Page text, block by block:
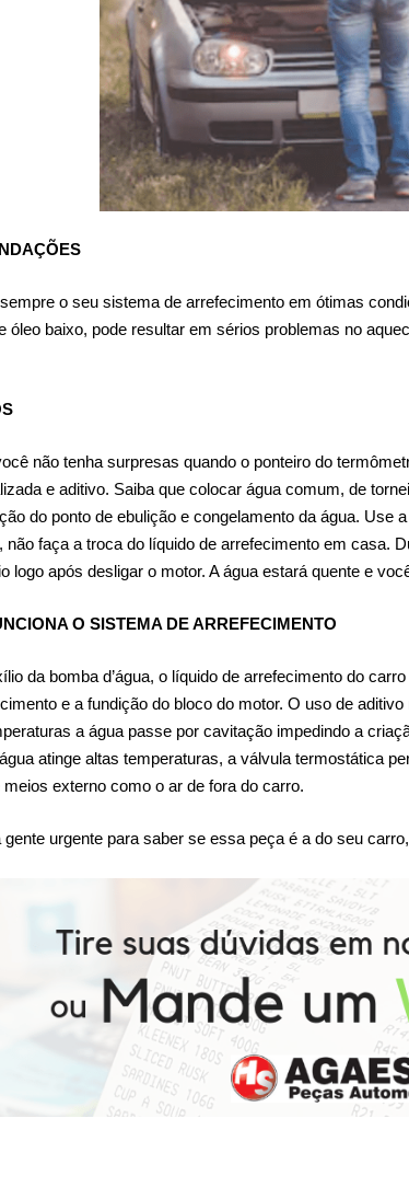
o seu sistema de arrefecimento em ótimas
óleo baixo, pode resultar em sérios problemas no
não tenha surpresas quando o ponteiro do
e aditivo. Saiba que colocar água comum, de
do ponto de ebulição e congelamento da água. Use
não faça a troca do líquido de arrefecimento em casa.
logo após desligar o motor. A água estará quente e
O SISTEMA DE ARREFECIMENTO
da bomba d’água, o líquido de arrefecimento do
e a fundição do bloco do motor. O uso de
a água passe por cavitação impedindo a
atinge altas temperaturas, a válvula termostática
externo como o ar de fora do carro.
gente urgente para saber se essa peça é a do seu